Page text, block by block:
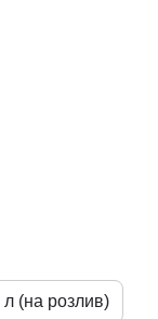
л (на розлив)